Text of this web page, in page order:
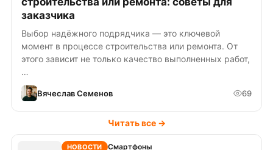
заказчика
Выбор надёжного подрядчика — это ключевой
момент в процессе строительства или ремонта. От
этого зависит не только качество выполненных работ,
…
Вячеслав Семенов 69
Читать все →
НОВОСТИ Смартфоны